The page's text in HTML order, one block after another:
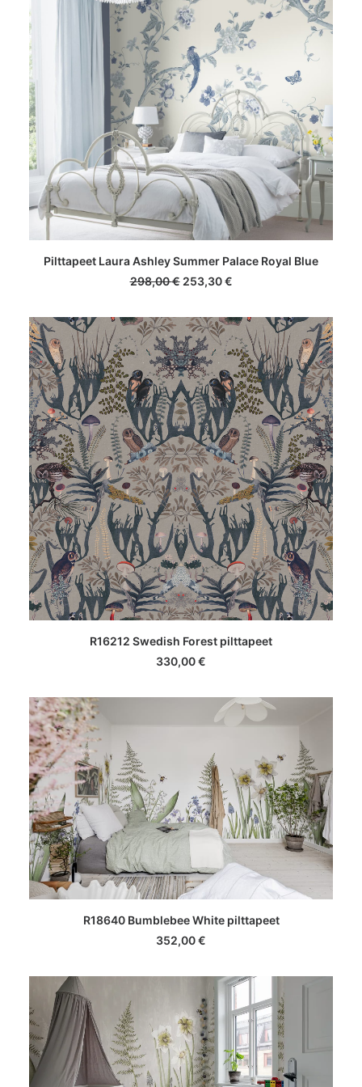
LISA KORVI
Pilttapeet Laura Ashley Summer Palace Royal Blue
298,00€ Algne
298,00 €.
253,30€Praegune
253,30 €.
LISA KORVI
R16212 Swedish Forest pilttapeet
330,00€
LISA KORVI
R18640 Bumblebee White pilttapeet
352,00€